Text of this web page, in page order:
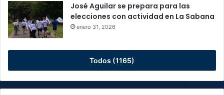
José Aguilar se prepara para las
elecciones con actividad en La Sabana
enero 31, 2026
Todos (1165)